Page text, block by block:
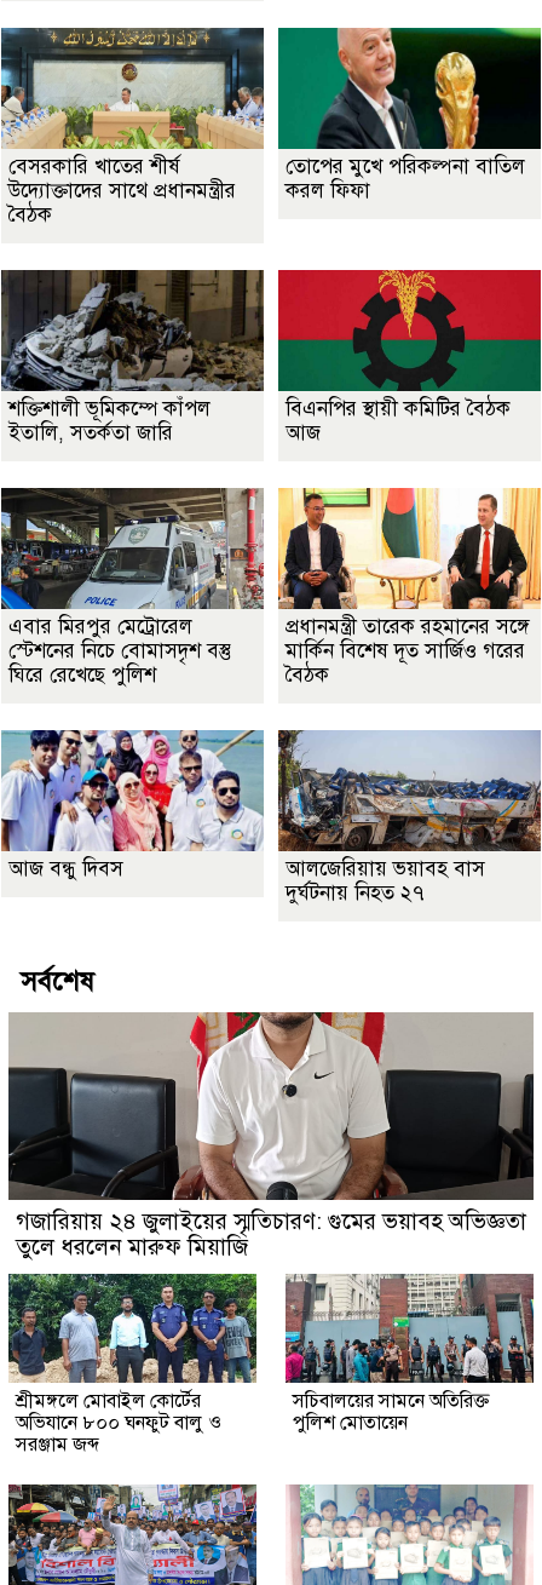
বেসরকারি খাতের শীর্ষ
উদ্যোক্তাদের সাথে প্রধানমন্ত্রীর
বৈঠক
তোপের মুখে পরিকল্পনা বাতিল
করল ফিফা
শক্তিশালী ভূমিকম্পে কাঁপল
ইতালি, সতর্কতা জারি
বিএনপির স্থায়ী কমিটির বৈঠক
আজ
এবার মিরপুর মেট্রোরেল
স্টেশনের নিচে বোমাসদৃশ বস্তু
ঘিরে রেখেছে পুলিশ
প্রধানমন্ত্রী তারেক রহমানের সঙ্গে
মার্কিন বিশেষ দূত সার্জিও গরের
বৈঠক
আজ বন্ধু দিবস
আলজেরিয়ায় ভয়াবহ বাস
দুর্ঘটনায় নিহত ২৭
সর্বশেষ
গজারিয়ায় ২৪ জুলাইয়ের স্মৃতিচারণ: গুমের ভয়াবহ অভিজ্ঞতা
তুলে ধরলেন মারুফ মিয়াজি
শ্রীমঙ্গলে মোবাইল কোর্টের
অভিযানে ৮০০ ঘনফুট বালু ও
সরঞ্জাম জব্দ
সচিবালয়ের সামনে অতিরিক্ত
পুলিশ মোতায়েন